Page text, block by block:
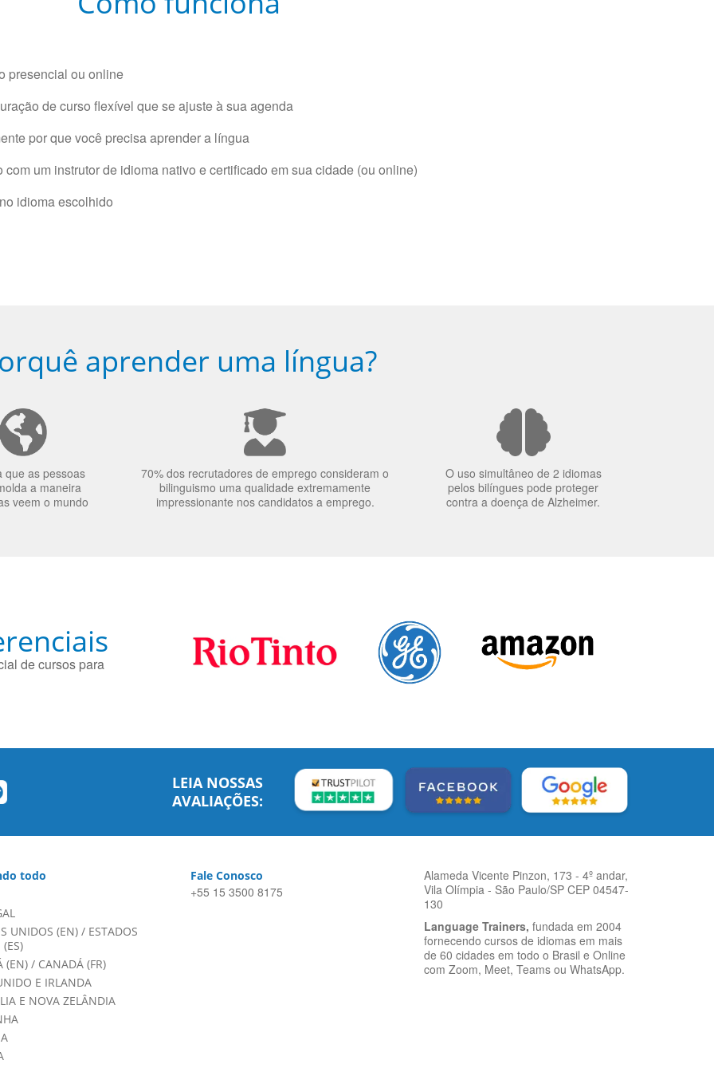
presencial ou online
de curso flexível que se ajuste à sua agenda
por que você precisa aprender a língua
um instrutor de idioma nativo e certificado em sua cidade (ou online)
idioma escolhido
aprender uma língua?
que as pessoas
a maneira
veem o mundo
70% dos recrutadores de emprego consideram o
bilinguismo uma qualidade extremamente
impressionante nos candidatos a emprego.
O uso simultâneo de 2 idiomas
pelos bilíngues pode proteger
contra a doença de Alzheimer.
de cursos para
LEIA NOSSAS
AVALIAÇÕES:
todo
UNIDOS (EN)/ ESTADOS
(EN)/ CANADÁ (FR)
E IRLANDA
E NOVA ZELÂNDIA
Fale Conosco
+55 15 3500 8175
Alameda Vicente Pinzon, 173 - 4º andar,
Vila Olímpia - São Paulo/SP CEP 04547-
130
Language Trainers, fundada em 2004
fornecendo cursos de idiomas em mais
de 60 cidades em todo o Brasil e Online
com Zoom, Meet, Teams ou WhatsApp.